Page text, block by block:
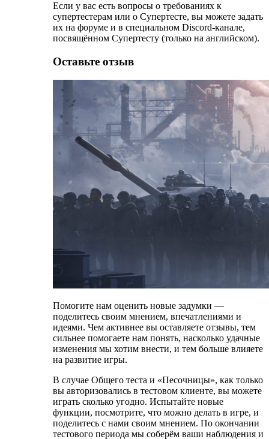
Если у вас есть вопросы о требованиях к
супертестерам или о Супертесте, вы можете задать
их на форуме и в специальном Discord-канале,
посвящённом Супертесту (только на английском).
Оставьте отзыв
Помогите нам оценить новые задумки —
поделитесь своим мнением, впечатлениями и
идеями. Чем активнее вы оставляете отзывы, тем
сильнее помогаете нам понять, насколько удачные
изменения мы хотим внести, и тем больше влияете
на развитие игры.
В случае Общего теста и «Песочницы», как только
вы авторизовались в тестовом клиенте, вы можете
играть сколько угодно. Испытайте новые
функции, посмотрите, что можно делать в игре, и
поделитесь с нами своим мнением. По окончании
тестового периода мы соберём ваши наблюдения и